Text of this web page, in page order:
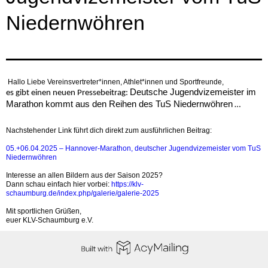
Niedernwöhren
Hallo Liebe Vereinsvertreter*innen, Athlet*innen und Sportfreunde,
es gibt einen neuen Pressebeitrag: Deutsche Jugendvizemeister im
Marathon kommt aus den Reihen des TuS Niedernwöhren …
Nachstehender Link führt dich direkt zum ausführlichen Beitrag:
05.+06.04.2025 – Hannover-Marathon, deutscher Jugendvizemeister vom TuS
Niedernwöhren
Interesse an allen Bildern aus der Saison 2025?
Dann schau einfach hier vorbei: https://klv-
schaumburg.de/index.php/galerie/galerie-2025
Mit sportlichen Grüßen,
euer KLV-Schaumburg e.V.